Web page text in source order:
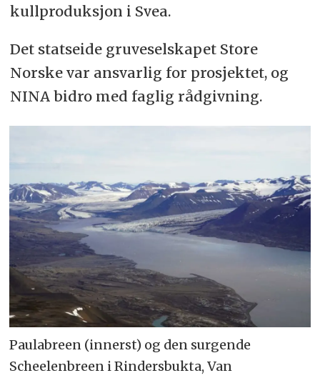
kullproduksjon i Svea.
Det statseide gruveselskapet Store
Norske var ansvarlig for prosjektet, og
NINA bidro med faglig rådgivning.
Paulabreen (innerst) og den surgende
Scheelenbreen i Rindersbukta, Van